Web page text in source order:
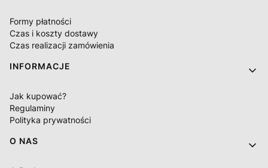
Formy płatności
Czas i koszty dostawy
Czas realizacji zamówienia
INFORMACJE
Jak kupować?
Regulaminy
Polityka prywatności
O NAS